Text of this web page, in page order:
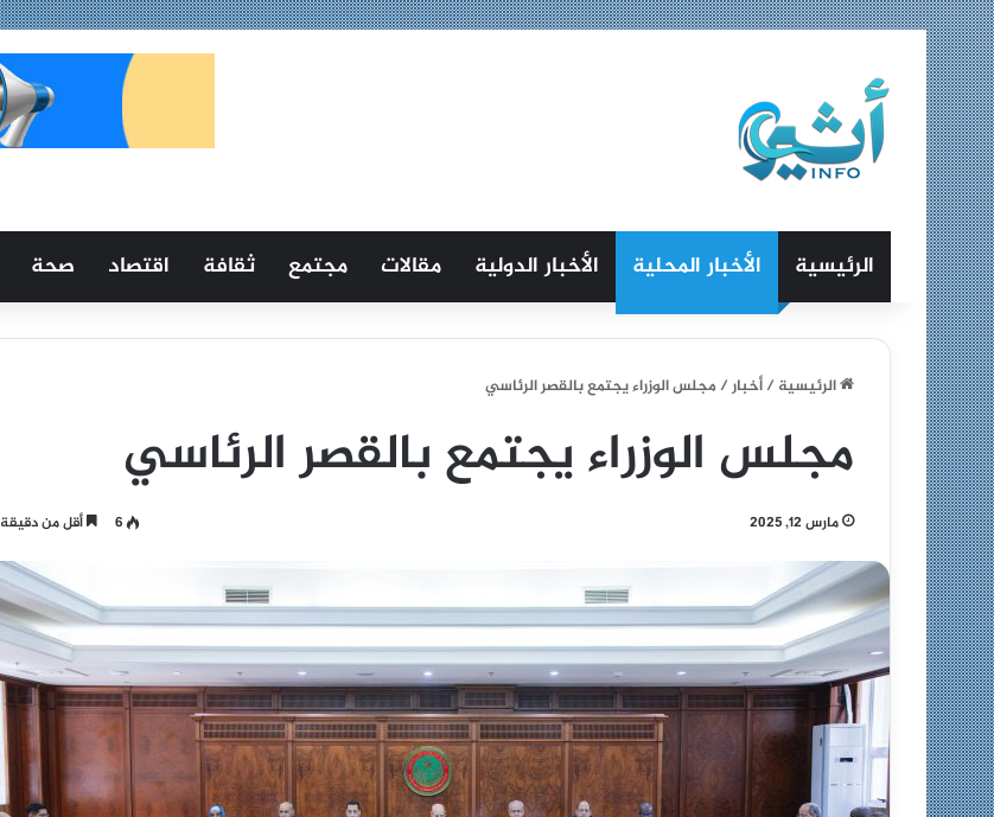
الرئيسية الأخبار المحلية الأخبار الدولية مقالات مجتمع ثقافة اقتصاد صحة
الرئيسية/أخبار/مجلس الوزراء يجتمع بالقصر الرئاسي
مجلس الوزراء يجتمع بالقصر الرئاسي
مارس 12, 2025 6 أقل من دقيقة